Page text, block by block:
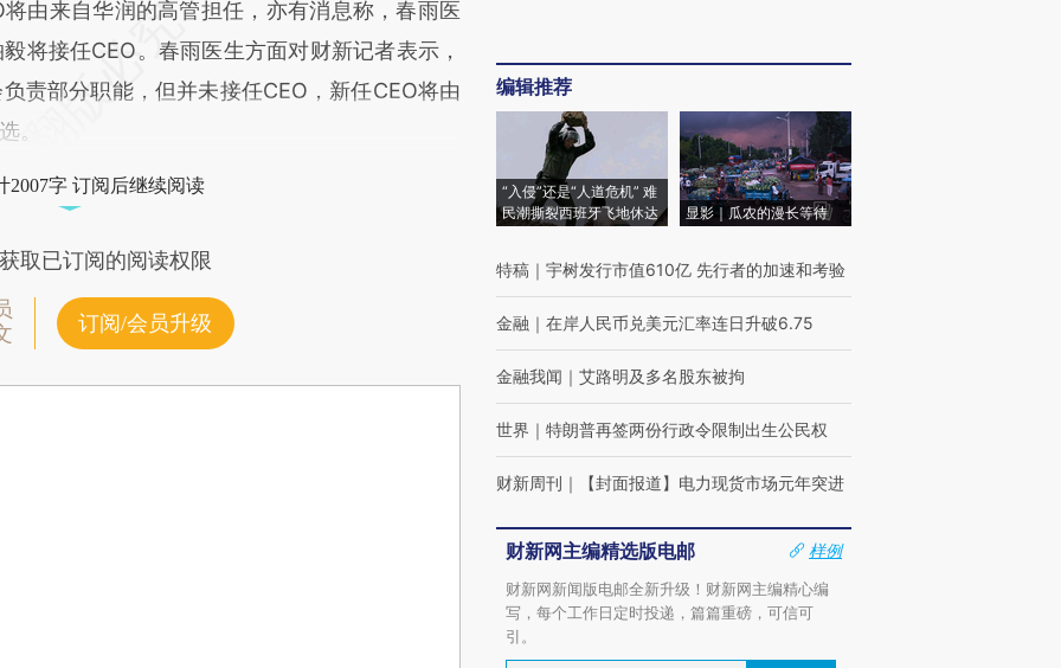
来自华润的高管担任，亦有消息称，春雨医
将接任CEO。春雨医生方面对财新记者表示，
责部分职能，但并未接任CEO，新任CEO将由
。
2007字 订阅后继续阅读
取已订阅的阅读权限
订阅/会员升级
编辑推荐
“入侵”还是“人道危机” 难
民潮撕裂西班牙飞地休达
显影｜瓜农的漫长等待
特稿 ｜ 宇树发行市值610亿 先行者的加速和考验
金融 ｜ 在岸人民币兑美元汇率连日升破6.75
金融我闻 ｜ 艾路明及多名股东被拘
世界 ｜ 特朗普再签两份行政令限制出生公民权
财新周刊 ｜ 【封面报道】电力现货市场元年突进
财新网主编精选版电邮
样例
财新网新闻版电邮全新升级！财新网主编精心编
写，每个工作日定时投递，篇篇重磅，可信可
引。